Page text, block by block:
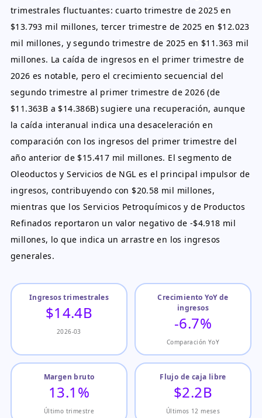
trimestrales fluctuantes: cuarto trimestre de 2025 en
$13.793 mil millones, tercer trimestre de 2025 en $12.023
mil millones, y segundo trimestre de 2025 en $11.363 mil
millones. La caída de ingresos en el primer trimestre de
2026 es notable, pero el crecimiento secuencial del
segundo trimestre al primer trimestre de 2026 (de
$11.363B a $14.386B) sugiere una recuperación, aunque
la caída interanual indica una desaceleración en
comparación con los ingresos del primer trimestre del
año anterior de $15.417 mil millones. El segmento de
Oleoductos y Servicios de NGL es el principal impulsor de
ingresos, contribuyendo con $20.58 mil millones,
mientras que los Servicios Petroquímicos y de Productos
Refinados reportaron un valor negativo de -$4.918 mil
millones, lo que indica un arrastre en los ingresos
generales.
Ingresos trimestrales
$14.4B
2026-03
Crecimiento YoY de
ingresos
-6.7%
Comparación YoY
Margen bruto
13.1%
Último trimestre
Flujo de caja libre
$2.2B
Últimos 12 meses